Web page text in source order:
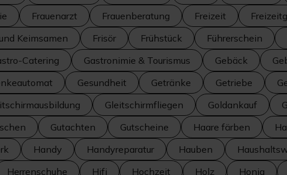
Frauenarzt Frauenberatung Freizeit
Keimsamen Frisör Frühstück Führerschein
Catering Gastronimie & Tourismus Gebäck
Gesundheit Getränke Getriebe
Gleitschirmfliegen Goldankauf
Gutachten Gutscheine Haare färben
Handy Handyreparatur Hauben
Herrenschuhe Hifi Hochzeit Holz Honig